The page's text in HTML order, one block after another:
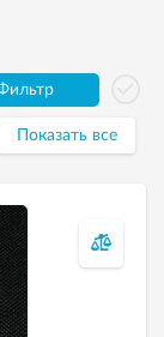
Показать все